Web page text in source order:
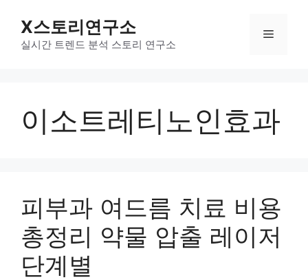
X스토리연구소
실시간 트렌드 분석 스토리 연구소
메
이소트레티노인효과
피부과 여드름 치료 비용
총정리 약물 압출 레이저
단계별